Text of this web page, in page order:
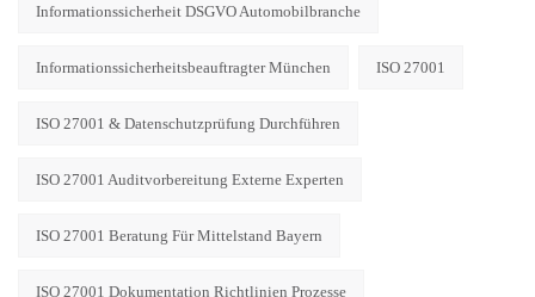
Informationssicherheit DSGVO Automobilbranche
Informationssicherheitsbeauftragter München ISO 27001
ISO 27001 & Datenschutzprüfung Durchführen
ISO 27001 Auditvorbereitung Externe Experten
ISO 27001 Beratung Für Mittelstand Bayern
ISO 27001 Dokumentation Richtlinien Prozesse